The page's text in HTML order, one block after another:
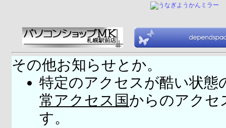
その他お知らせとか。
特定のアクセスが酷い状態
常アクセス国からのアクセ
す。